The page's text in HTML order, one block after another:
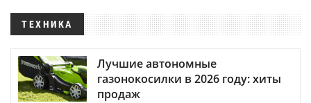
ТЕХНИКА
Лучшие автономные
газонокосилки в 2026 году: хиты
продаж